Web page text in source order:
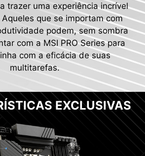
trazer uma experiência incrível
que se importam com
podem, sem sombra
com a MSI PRO Series para
com a eficácia de suas
multitarefas.
EXCLUSIVAS